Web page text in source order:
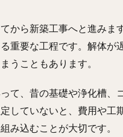
から新築工事へと進みま
重要な工程です。解体
うこともあります。
て、昔の基礎や浄化槽、
していないと、費用や工
み込むことが大切です。